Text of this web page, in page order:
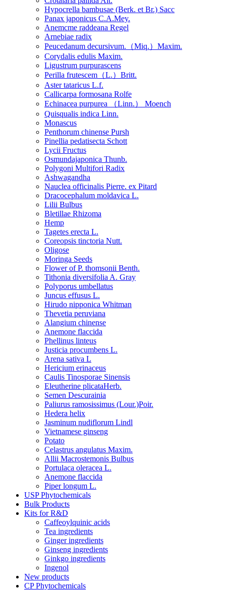
Hypocrella bambusae (Berk. et Br.) Sacc
Panax japonicus C.A.Mey.
Anemcme raddeana Regel
Arnebiae radix
Peucedanum decursivum.（Miq.）Maxim.
Corydalis edulis Maxim.
Ligustrum purpurascens
Perilla frutescem（L.）Britt.
Aster tataricus L.f.
Callicarpa formosana Rolfe
Echinacea purpurea （Linn.） Moench
Quisqualis indica Linn.
Monascus
Penthorum chinense Pursh
Pinellia pedatisecta Schott
Lycii Fructus
Osmundajaponica Thunb.
Polygoni Multifori Radix
Ashwagandha
Nauclea officinalis Pierre. ex Pitard
Dracocephalum moldavica L.
Lilii Bulbus
Bletillae Rhizoma
Hemp
Tagetes erecta L.
Coreopsis tinctoria Nutt.
Oligose
Moringa Seeds
Flower of P. thomsonii Benth.
Tithonia diversifolia A. Gray
Polyporus umbellatus
Juncus effusus L.
Hirudo nipponica Whitman
Thevetia peruviana
Alangium chinense
Anemone flaccida
Phellinus linteus
Justicia procumbens L.
Arena sativa L
Hericium erinaceus
Caulis Tinosporae Sinensis
Eleutherine plicataHerb.
Semen Descurainia
Paliurus ramosissimus (Lour.)Poir.
Hedera helix
Jasminum nudiflorum Lindl
Vietnamese ginseng
Potato
Celastrus angulatus Maxim.
Allii Macrostemonis Bulbus
Portulaca oleracea L.
Anemone flaccida
Piper longum L.
USP Phytochemicals
Bulk Products
Kits for R&D
Caffeoylquinic acids
Tea ingredients
Ginger ingredients
Ginseng ingredients
Ginkgo ingredients
Ingenol
New products
CP Phytochemicals